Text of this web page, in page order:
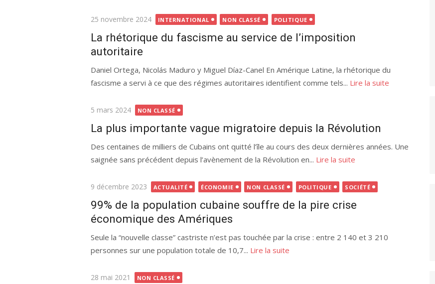
Publié
25 novembre 2024 INTERNATIONAL NON CLASSÉ POLITIQUE
La rhétorique du fascisme au service de l’imposition
autoritaire
Daniel Ortega, Nicolás Maduro y Miguel Díaz-Canel En Amérique Latine, la rhétorique du
fascisme a servi à ce que des régimes autoritaires identifient comme tels... Lire la suite
Publié
5 mars 2024 NON CLASSÉ
La plus importante vague migratoire depuis la Révolution
Des centaines de milliers de Cubains ont quitté l’île au cours des deux dernières années. Une
saignée sans précédent depuis l’avènement de la Révolution en... Lire la suite
Publié
9 décembre 2023 ACTUALITÉ ÉCONOMIE NON CLASSÉ POLITIQUE SOCIÉTÉ
99% de la population cubaine souffre de la pire crise
économique des Amériques
Seule la “nouvelle classe” castriste n’est pas touchée par la crise : entre 2 140 et 3 210
personnes sur une population totale de 10,7... Lire la suite
Publié
28 mai 2021 NON CLASSÉ